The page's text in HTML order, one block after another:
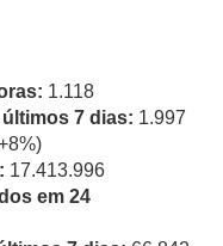
1.118
7 dias: 1.997
17.413.996
em 24